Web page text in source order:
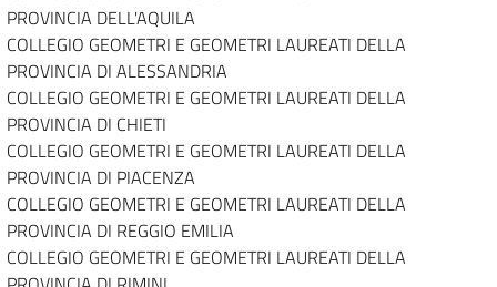
PROVINCIA DELL'AQUILA
COLLEGIO GEOMETRI E GEOMETRI LAUREATI DELLA
PROVINCIA DI ALESSANDRIA
COLLEGIO GEOMETRI E GEOMETRI LAUREATI DELLA
PROVINCIA DI CHIETI
COLLEGIO GEOMETRI E GEOMETRI LAUREATI DELLA
PROVINCIA DI PIACENZA
COLLEGIO GEOMETRI E GEOMETRI LAUREATI DELLA
PROVINCIA DI REGGIO EMILIA
COLLEGIO GEOMETRI E GEOMETRI LAUREATI DELLA